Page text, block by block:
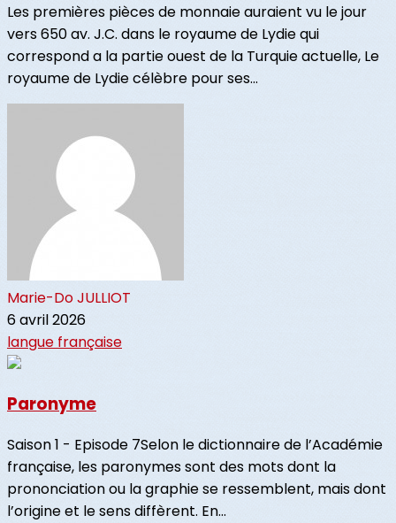
Les premières pièces de monnaie auraient vu le jour
vers 650 av. J.C. dans le royaume de Lydie qui
correspond a la partie ouest de la Turquie actuelle, Le
royaume de Lydie célèbre pour ses...
Marie-Do JULLIOT
6 avril 2026
langue française
Paronyme
Saison 1 - Episode 7Selon le dictionnaire de l’Académie
française, les paronymes sont des mots dont la
prononciation ou la graphie se ressemblent, mais dont
l’origine et le sens diffèrent. En...